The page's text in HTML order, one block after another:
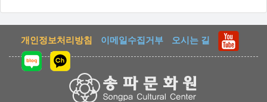
개인정보처리방침 이메일수집거부 오시는 길